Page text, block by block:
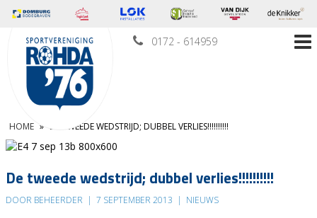
0172 - 614959
HOME » DE TWEEDE WEDSTRIJD; DUBBEL VERLIES!!!!!!!!!!
De tweede wedstrijd; dubbel verlies!!!!!!!!!!
DOOR BEHEERDER | 7 SEPTEMBER 2013 | NIEUWS